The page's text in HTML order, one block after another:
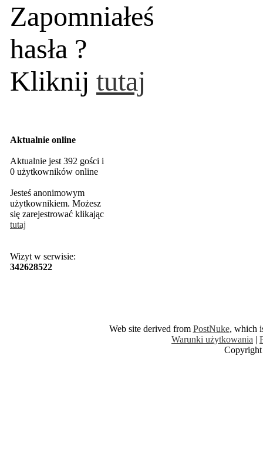
Zapomniałeś
hasła ?
Kliknij tutaj
Aktualnie online
Aktualnie jest 392 gości i
0 użytkowników online
Jesteś anonimowym
użytkownikiem. Możesz
się zarejestrować klikając
tutaj
Wizyt w serwisie:
342628522
Web site derived from PostNuke, which
Warunki użytkowania |